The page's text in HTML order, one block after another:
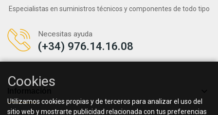
Especialistas en suministros técnicos y componentes de todo tipo
Necesitas ayuda
(+34) 976.14.16.08
Cookies
Utilizamos cookies propias y de terceros para analizar el uso del
sitio web y mostrarte publicidad relacionada con tus preferencias